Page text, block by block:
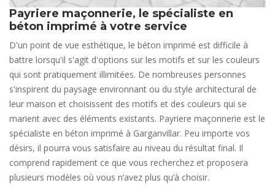
Payriere maçonnerie, le spécialiste en
béton imprimé à votre service
D'un point de vue esthétique, le béton imprimé est difficile à
battre lorsqu'il s'agit d'options sur les motifs et sur les couleurs
qui sont pratiquement illimitées. De nombreuses personnes
s'inspirent du paysage environnant ou du style architectural de
leur maison et choisissent des motifs et des couleurs qui se
marient avec des éléments existants. Payriere maçonnerie est le
spécialiste en béton imprimé à Garganvillar. Peu importe vos
désirs, il pourra vous satisfaire au niveau du résultat final. Il
comprend rapidement ce que vous recherchez et proposera
plusieurs modèles où vous n’avez plus qu’à choisir.